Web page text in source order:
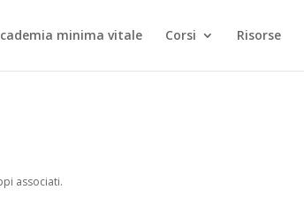
minima vitale Corsi Risorse
associati.